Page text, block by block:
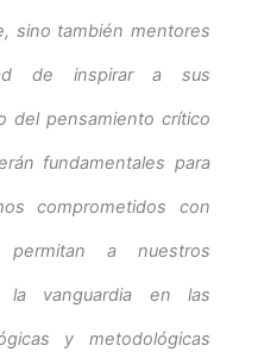
sino también mentores
de inspirar a sus
del pensamiento crítico
fundamentales para
comprometidos con
a nuestros
la vanguardia en las
y metodológicas